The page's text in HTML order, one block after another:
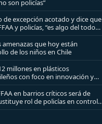
son policías”
de excepción acotado y dice que
y policías, “es algo del todo
amenazas que hoy están
de los niños en Chile
millones en plásticos
con foco en innovación y
en barrios críticos será de
rol de policías en control